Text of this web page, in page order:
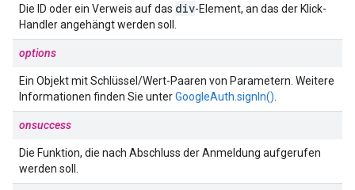
Die ID oder ein Verweis auf das div-Element, an das der Klick-
Handler angehängt werden soll.
options
Ein Objekt mit Schlüssel/Wert-Paaren von Parametern. Weitere
Informationen finden Sie unterGoogleAuth.signIn()
onsuccess
Die Funktion, die nach Abschluss der Anmeldung aufgerufen
werden soll.